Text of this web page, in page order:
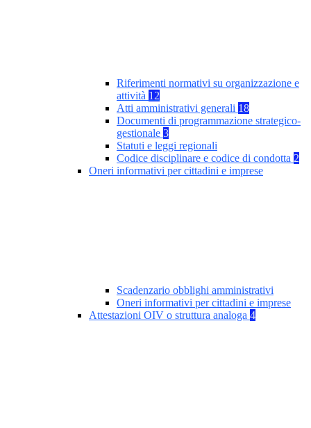
Riferimenti normativi su organizzazione e
attività 12
Atti amministrativi generali 18
Documenti di programmazione strategico-
gestionale 3
Statuti e leggi regionali
Codice disciplinare e codice di condotta 2
Oneri informativi per cittadini e imprese
Scadenzario obblighi amministrativi
Oneri informativi per cittadini e imprese
Attestazioni OIV o struttura analoga 4